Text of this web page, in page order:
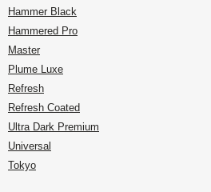
Hammer Black
Hammered Pro
Master
Plume Luxe
Refresh
Refresh Coated
Ultra Dark Premium
Universal
Tokyo